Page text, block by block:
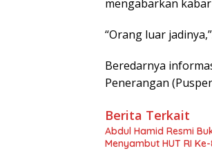
mengabarkan
“Orang luar
Beredarnya
Penerangan
Berita Terkait
Abdul Hamid Resmi
Menyambut HUT RI